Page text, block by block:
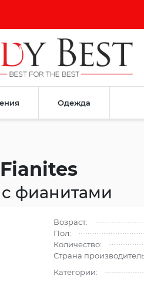
Одежда
фианитами
Возраст:
Пол:
Количество:
Страна
Категории: